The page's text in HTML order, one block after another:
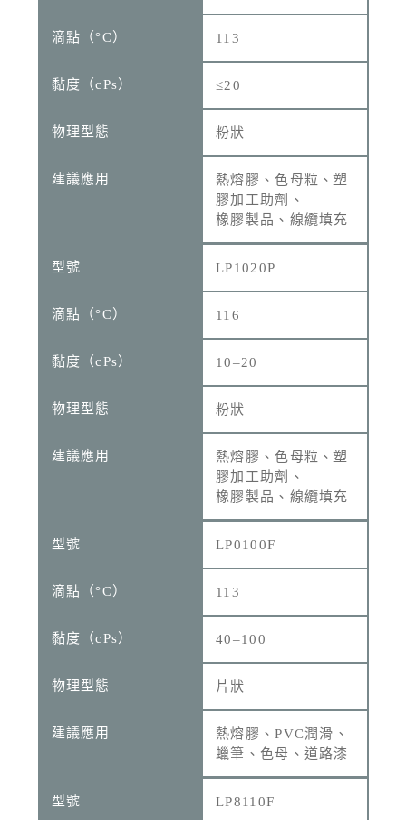
113
≤20
粉狀
熱熔膠、色母粒、塑
膠加工助劑、
橡膠製品、線纜填充
LP1020P
116
10–20
粉狀
熱熔膠、色母粒、塑
膠加工助劑、
橡膠製品、線纜填充
LP0100F
113
40–100
片狀
熱熔膠、PVC潤滑、
蠟筆、色母、道路漆
LP8110F